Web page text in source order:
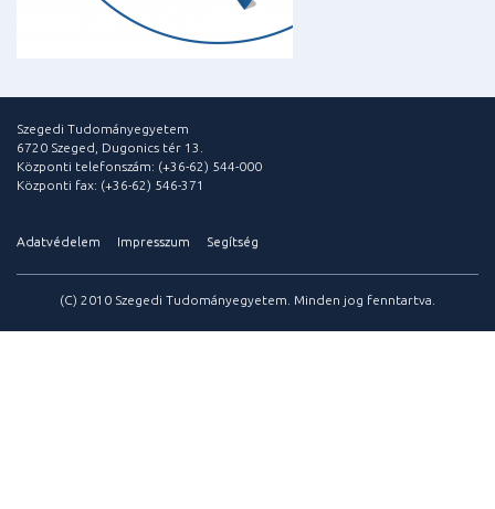
Szegedi Tudományegyetem
6720 Szeged, Dugonics tér 13.
Központi telefonszám: (+36-62) 544-000
Központi fax: (+36-62) 546-371
Adatvédelem Impresszum Segítség
(C) 2010 Szegedi Tudományegyetem. Minden jog fenntartva.